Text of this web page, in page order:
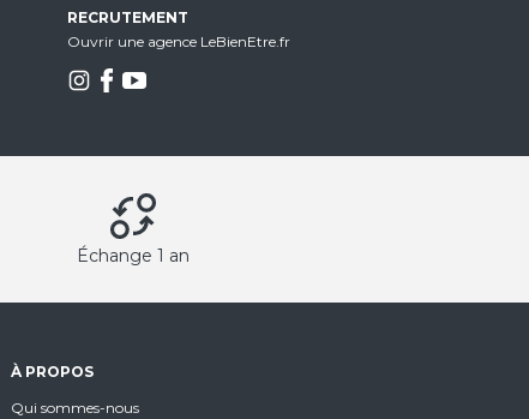
RECRUTEMENT
Ouvrir une agence LeBienEtre.fr
Échange 1 an
À PROPOS
Qui sommes-nous